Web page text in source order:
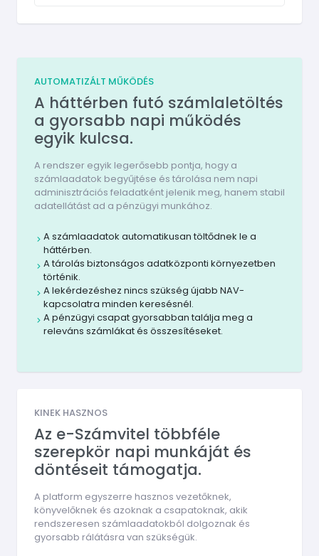
AUTOMATIZÁLT MŰKÖDÉS
A háttérben futó számlaletöltés
a gyorsabb napi működés
egyik kulcsa.
A rendszer egyik legerősebb pontja, hogy a
számlaadatok begyűjtése és tárolása nem napi
adminisztrációs feladatként jelenik meg, hanem stabil
adatellátást ad a pénzügyi munkához.
A számlaadatok automatikusan töltődnek le a
háttérben.
A tárolás biztonságos adatközponti környezetben
történik.
A lekérdezéshez nincs szükség újabb NAV-
kapcsolatra minden keresésnél.
A pénzügyi csapat gyorsabban találja meg a
releváns számlákat és összesítéseket.
KINEK HASZNOS
Az e-Számvitel többféle
szerepkör napi munkáját és
döntéseit támogatja.
A platform egyszerre hasznos vezetőknek,
könyvelőknek és azoknak a csapatoknak, akik
rendszeresen számlaadatokból dolgoznak és
gyorsabb rálátásra van szükségük.